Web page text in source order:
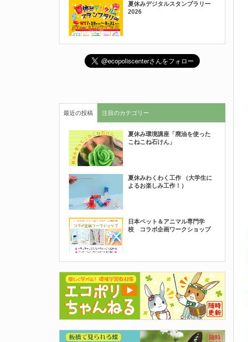
夏休みデジタルスタンプラリー
2026
最近の投稿 注目のカテゴリー
夏休み環境講座「廃油を使った
こねこね石けん」
夏休みわくわく工作 （大学生に
よるお楽しみ工作！）
日本ペット＆アニマル専門学
校 コラボ企画ワークショップ